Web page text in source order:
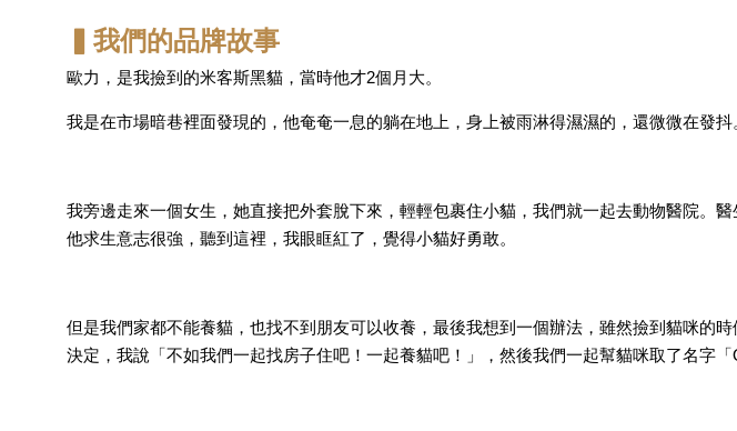
▍我們的品牌故事
歐力，是我撿到的米客斯黑貓，當時他才2個月大。
我是在市場暗巷裡面發現的，他奄奄一息的躺在地上，身上被雨淋得濕濕的，還微微在發
我旁邊走來一個女生，她直接把外套脫下來，輕輕包裹住小貓，我們就一起去動物醫院。
他求生意志很強，聽到這裡，我眼眶紅了，覺得小貓好勇敢。
但是我們家都不能養貓，也找不到朋友可以收養，最後我想到一個辦法，雖然撿到貓咪的
決定，我說「不如我們一起找房子住吧！一起養貓吧！」，然後我們一起幫貓咪取了名字「